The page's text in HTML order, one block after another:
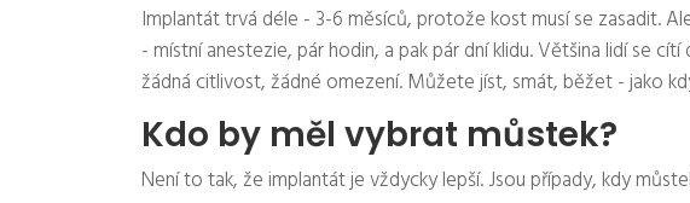
Implantát trvá déle - 3-6 měsíců, protože kost musí se zasadit.
- místní anestezie, pár hodin, a pak pár dní klidu. Většina lidí se
žádná citlivost, žádné omezení. Můžete jíst, smát, běžet - jako
Kdo by měl vybrat můstek?
Není to tak, že implantát je vždycky lepší. Jsou případy, kdy